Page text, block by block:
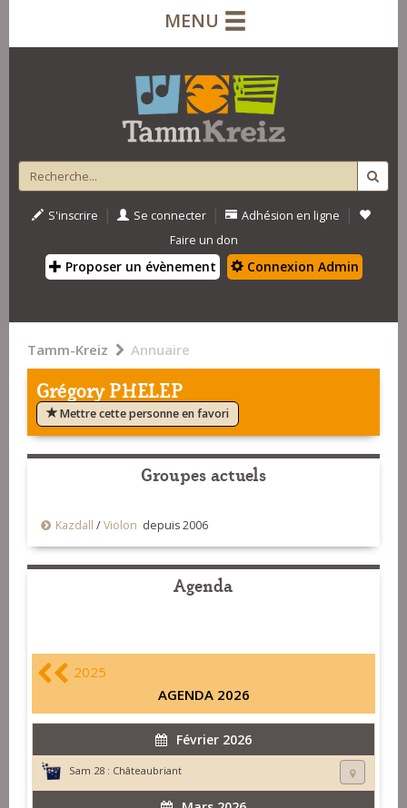
MENU
S'inscrire | Se connecter | Adhésion en ligne |
Faire un don
Proposer un évènement Connexion Admin
Tamm-Kreiz Annuaire
Grégory PHELEP
Mettre cette personne en favori
Groupes actuels
Kazdall /Violon depuis 2006
Agenda
2025
AGENDA 2026
Février 2026
Sam 28 : Châteaubriant